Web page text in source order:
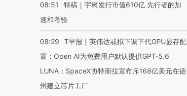
08:51
特稿｜宇树发行市值610亿 先行者的加
速和考验
08:29
T早报｜英伟达或拟下调下代GPU显存配
置；Open AI为免费用户默认提供GPT-5.6
LUNA；SpaceX协特斯拉宣布斥168亿美元在德
州建立芯片工厂